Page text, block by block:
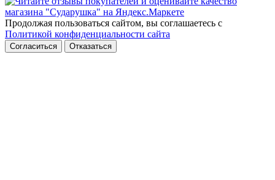
Продолжая пользоваться сайтом, вы соглашаетесь с
Политикой конфиденциальности сайта
Согласиться Отказаться